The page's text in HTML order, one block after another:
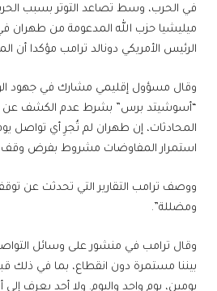
في الحرب، وسط تصاعد التوتر بسبب
ميليشيا حزب الله المدعومة من طهران في
الرئيس الأمريكي دونالد ترامب مؤكدا أن
وقال مسؤول إقليمي مشارك في جهود
“أسوشيتد برس” بشرط عدم الكشف عن
المحادثات، إن طهران لم تُجرِ أي تواصل
استمرار المفاوضات مشروط بفرض وقف
ووصف ترامب التقارير التي تحدثت عن
ومضللة”.
وقال ترامب في منشور على وسائل
بيننا مستمرة دون انقطاع، بما في ذلك قبل
يومين، يوم واحد واليوم. ولا أحد يعرف